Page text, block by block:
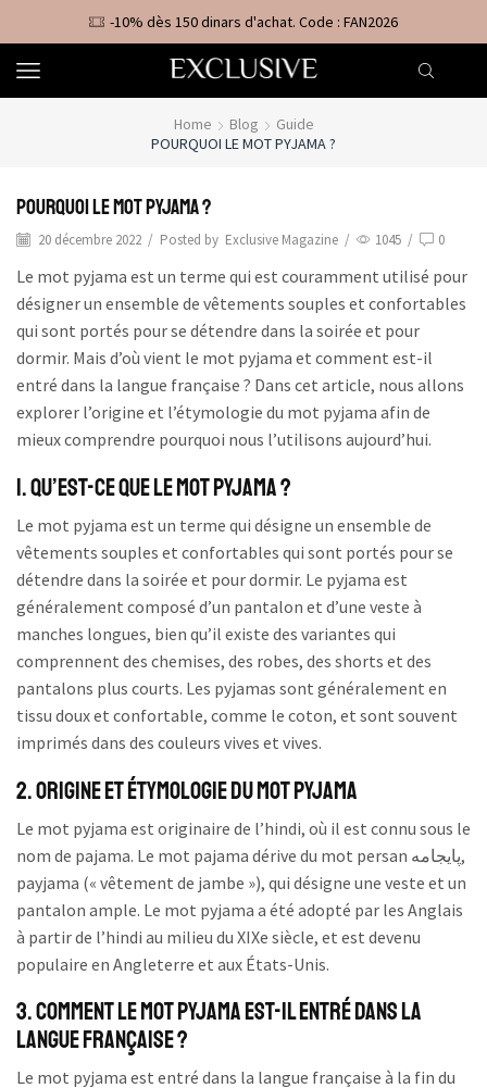
-10% dès 150 dinars d'achat. Code : FAN2026
Home Blog
Guide
POURQUOI LE MOT PYJAMA ?
Pourquoi le mot pyjama ?
20 décembre 2022 / Posted by Exclusive Magazine / 1045 / 0
Le mot pyjama est un terme qui est couramment utilisé pour
désigner un ensemble de vêtements souples et confortables
qui sont portés pour se détendre dans la soirée et pour
dormir. Mais d’où vient le mot pyjama et comment est-il
entré dans la langue française ? Dans cet article, nous allons
explorer l’origine et l’étymologie du mot pyjama afin de
mieux comprendre pourquoi nous l’utilisons aujourd’hui.
1. Qu’est-ce que le mot pyjama ?
Le mot pyjama est un terme qui désigne un ensemble de
vêtements souples et confortables qui sont portés pour se
détendre dans la soirée et pour dormir. Le pyjama est
généralement composé d’un pantalon et d’une veste à
manches longues, bien qu’il existe des variantes qui
comprennent des chemises, des robes, des shorts et des
pantalons plus courts. Les pyjamas sont généralement en
tissu doux et confortable, comme le coton, et sont souvent
imprimés dans des couleurs vives et vives.
2. Origine et étymologie du mot pyjama
Le mot pyjama est originaire de l’hindi, où il est connu sous le
nom de pajama. Le mot pajama dérive du mot persan پايجامه,
payjama (« vêtement de jambe »), qui désigne une veste et un
pantalon ample. Le mot pyjama a été adopté par les Anglais
à partir de l’hindi au milieu du XIXe siècle, et est devenu
populaire en Angleterre et aux États-Unis.
3. Comment le mot pyjama est-il entré dans la
langue française ?
Le mot pyjama est entré dans la langue française à la fin du